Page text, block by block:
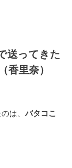
送ってきた
香里奈）
は、バタコこ